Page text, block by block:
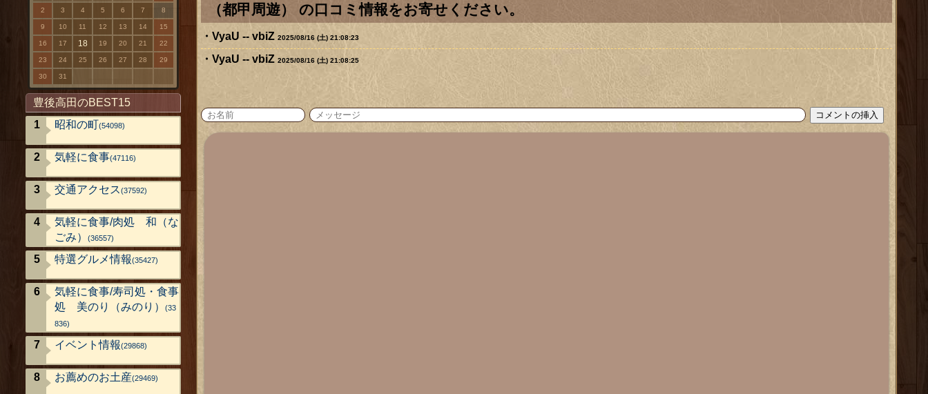
（都甲周遊） の口コミ情報をお寄せください。
VyaU -- vbiZ 2025/08/16 (土) 21:08:23
VyaU -- vbiZ 2025/08/16 (土) 21:08:25
2 3 4 5 6 7 8
9 10 11 12 13 14 15
16 17 18 19 20 21 22
23 24 25 26 27 28 29
30 31
豊後高田のBEST15
昭和の町(54098)
気軽に食事(47116)
交通アクセス(37592)
気軽に食事/肉処 和（な
ごみ）
(36557)
特選グルメ情報(35427)
気軽に食事/寿司処・食事
処 美のり（みのり）
(33
836)
イベント情報(29868)
お薦めのお土産(29469)